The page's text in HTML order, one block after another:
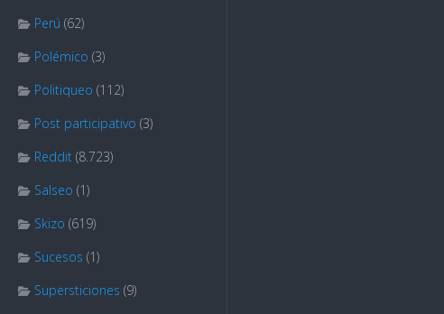
Perú (62)
Polémico (3)
Politiqueo (112)
Post participativo (3)
Reddit (8.723)
Salseo (1)
Skizo (619)
Sucesos (1)
Supersticiones (9)